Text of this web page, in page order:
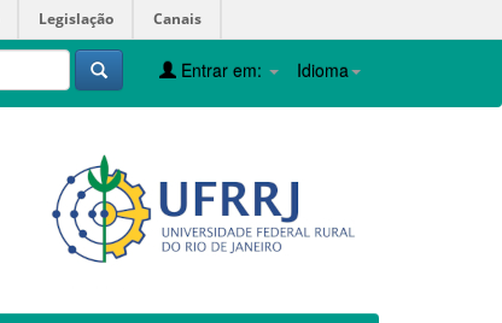
Legislação Canais
Idioma
Entrar em: